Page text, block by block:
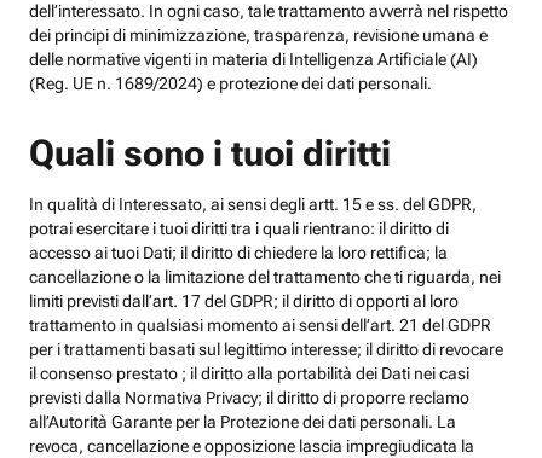
dell’interessato. In ogni caso, tale trattamento avverrà nel rispetto
dei principi di minimizzazione, trasparenza, revisione umana e
delle normative vigenti in materia di Intelligenza Artificiale (AI)
(Reg. UE n. 1689/2024) e protezione dei dati personali.
Quali sono i tuoi diritti
In qualità di Interessato, ai sensi degli artt. 15 e ss. del GDPR,
potrai esercitare i tuoi diritti tra i quali rientrano: il diritto di
accesso ai tuoi Dati; il diritto di chiedere la loro rettifica; la
cancellazione o la limitazione del trattamento che ti riguarda, nei
limiti previsti dall’art. 17 del GDPR; il diritto di opporti al loro
trattamento in qualsiasi momento ai sensi dell’art. 21 del GDPR
per i trattamenti basati sul legittimo interesse; il diritto di revocare
il consenso prestato ; il diritto alla portabilità dei Dati nei casi
previsti dalla Normativa Privacy; il diritto di proporre reclamo
all’Autorità Garante per la Protezione dei dati personali. La
revoca, cancellazione e opposizione lascia impregiudicata la